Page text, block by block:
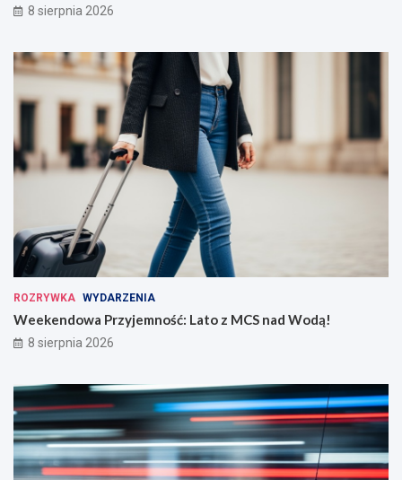
8 sierpnia 2026
ROZRYWKA WYDARZENIA
Weekendowa Przyjemność: Lato z MCS nad Wodą!
8 sierpnia 2026